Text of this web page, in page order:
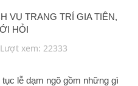
VỤ TRANG TRÍ GIA TIÊN,
HỎI
Lượt xem: 22333
tục lễ dạm ngõ gồm những gì